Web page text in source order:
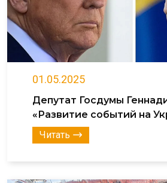
01.05.2025
Депутат Госдумы
«Развитие событий на
Читать